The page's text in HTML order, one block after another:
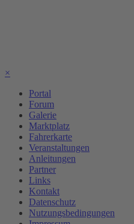
×
Portal
Forum
Galerie
Marktplatz
Fahrerkarte
Veranstaltungen
Anleitungen
Partner
Links
Kontakt
Datenschutz
Nutzungsbedingungen